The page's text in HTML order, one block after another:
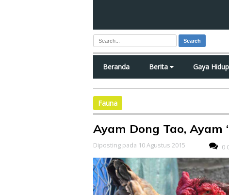
Search
Beranda Berita Gaya Hidup
Fauna
Ayam Dong Tao, Ayam
Diposting pada 10 Agustus 2015 0